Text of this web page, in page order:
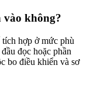
vào không?
tích hợp ở mức phù
đọc hoặc phần
bo điều khiển và sơ